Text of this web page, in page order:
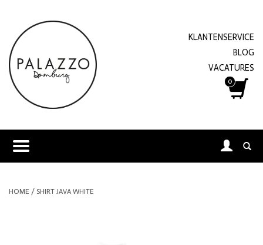
KLANTENSERVICE
BLOG
VACATURES
0
HOME / SHIRT JAVA WHITE